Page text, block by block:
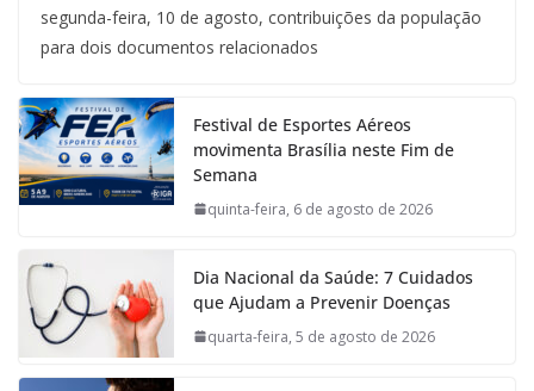
segunda-feira, 10 de agosto, contribuições da população
para dois documentos relacionados
Festival de Esportes Aéreos
movimenta Brasília neste Fim de
Semana
quinta-feira, 6 de agosto de 2026
Dia Nacional da Saúde: 7 Cuidados
que Ajudam a Prevenir Doenças
quarta-feira, 5 de agosto de 2026